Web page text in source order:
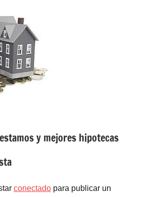
y mejores hipotecas
conectado para publicar un